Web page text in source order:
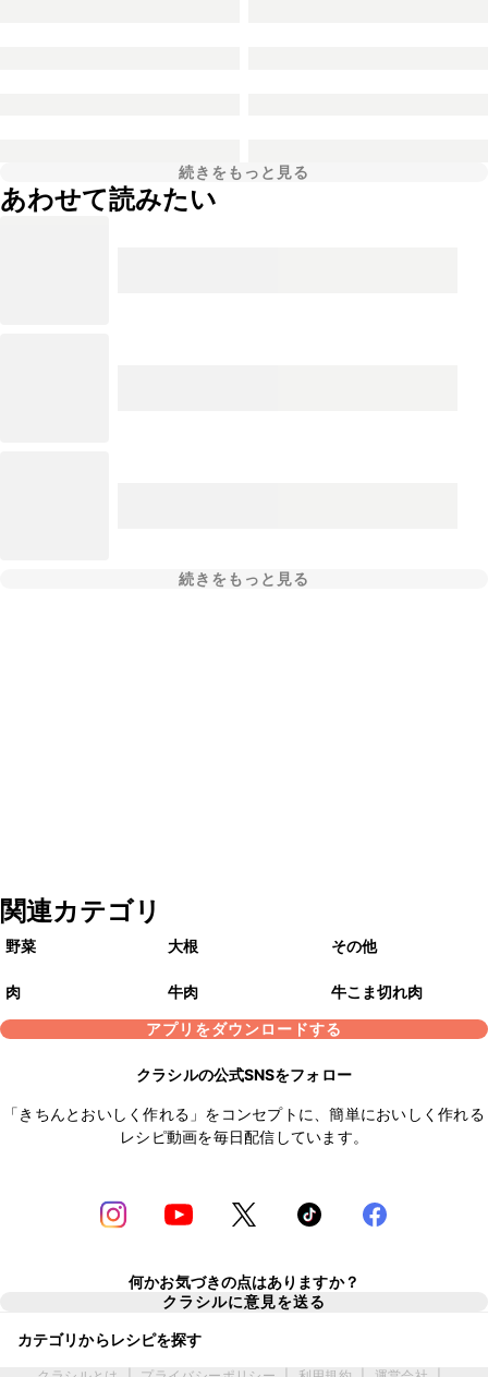
続きをもっと見る
あわせて読みたい
続きをもっと見る
関連カテゴリ
野菜 大根 その他
肉 牛肉
牛こま切れ肉
アプリをダウンロードする
クラシルの公式SNSをフォロー
「きちんとおいしく作れる」をコンセプトに、簡単においしく作れる
レシピ動画を毎日配信しています。
何かお気づきの点はありますか？
クラシルに意見を送る
カテゴリからレシピを探す